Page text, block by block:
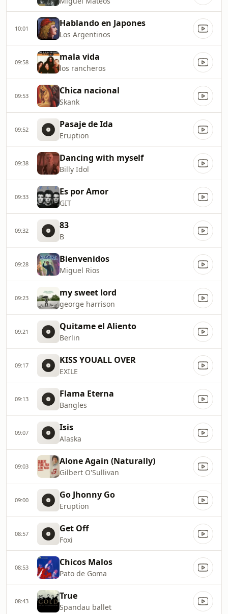
10:01 Hablando en Japones
Los Argentinos
09:58 mala vida
los rancheros
09:53 Chica nacional
Skank
09:52 Pasaje de Ida
Eruption
09:38 Dancing with myself
Billy Idol
09:33 Es por Amor
GIT
09:32 83
B
09:28 Bienvenidos
Miguel Rios
09:23 my sweet lord
george harrison
09:21 Quitame el Aliento
Berlin
09:17 KISS YOUALL OVER
EXILE
09:13 Flama Eterna
Bangles
09:07 Isis
Alaska
09:03 Alone Again (Naturally)
Gilbert O'Sullivan
09:00 Go Jhonny Go
Eruption
08:57 Get Off
Foxi
08:53 Chicos Malos
Pato de Goma
08:43 True
Spandau ballet